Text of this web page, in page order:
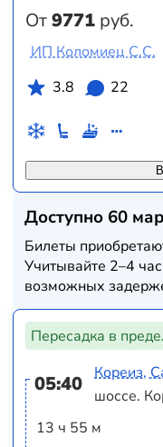
От9771 руб.
ИП Коломиец С.С.
3.8
22
Доступно 60
Билеты
Учитывайте 2–4
возможных
Пересадка в
05:40
13 ч 55 м
Кореиз,
шоссе.